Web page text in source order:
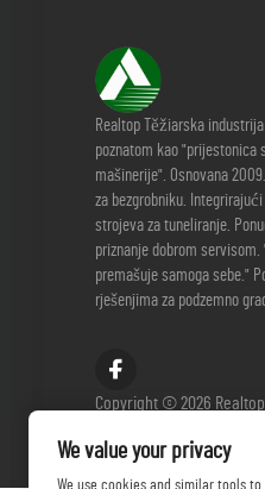
Realtop Těžiarska
poznatom kao "prijestonica
mašinerije". Osnovana
za bezgrobniku.
strojeva za tuneliranje.
priznanje dobrom
premašuje samoga sebe."
rješenjima za podzemno
Copyright © 2026
We value your privacy
We use cookies and similar tools